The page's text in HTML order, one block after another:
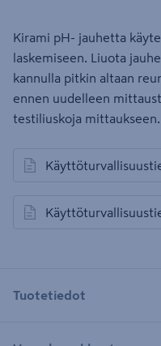
Kirami pH- jauhetta
laskemiseen. Liuota
kannulla pitkin altaan
ennen uudelleen
testiliuskoja mittaukseen.
avautuu uuteen
avautuu uuteen
Tuotetiedot